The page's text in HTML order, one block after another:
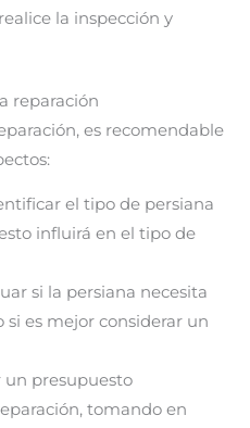
la inspección y
reparación
es recomendable
el tipo de persiana
influirá en el tipo de
si la persiana necesita
si es mejor considerar un
un presupuesto
tomando en